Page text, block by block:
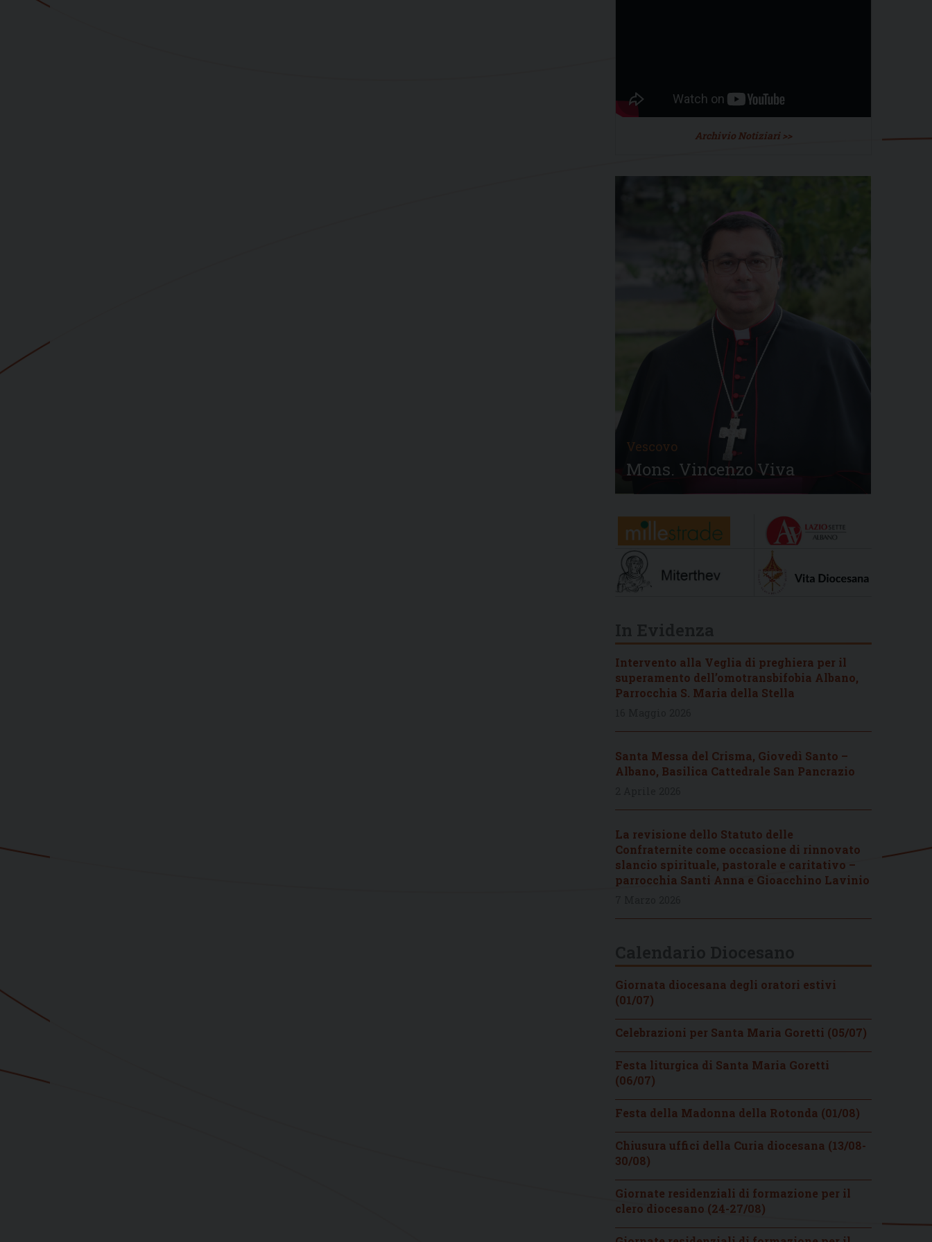
Archivio Notiziari >>
Vescovo
Mons. Vincenzo Viva
Intervento alla Veglia di preghiera per il
superamento dell’omotransbifobia Albano,
Parrocchia S. Maria della Stella
Santa Messa del Crisma, Giovedì Santo –
Albano, Basilica Cattedrale San Pancrazio
La revisione dello Statuto delle
Confraternite come occasione di rinnovato
slancio spirituale, pastorale e caritativo –
parrocchia Santi Anna e Gioacchino Lavinio
Giornata diocesana degli oratori estivi
(01/07)
Celebrazioni per Santa Maria Goretti (05/07)
Festa liturgica di Santa Maria Goretti
(06/07)
Festa della Madonna della Rotonda (01/08)
Chiusura uffici della Curia diocesana (13/08-
30/08)
Giornate residenziali di formazione per il
clero diocesano (24-27/08)